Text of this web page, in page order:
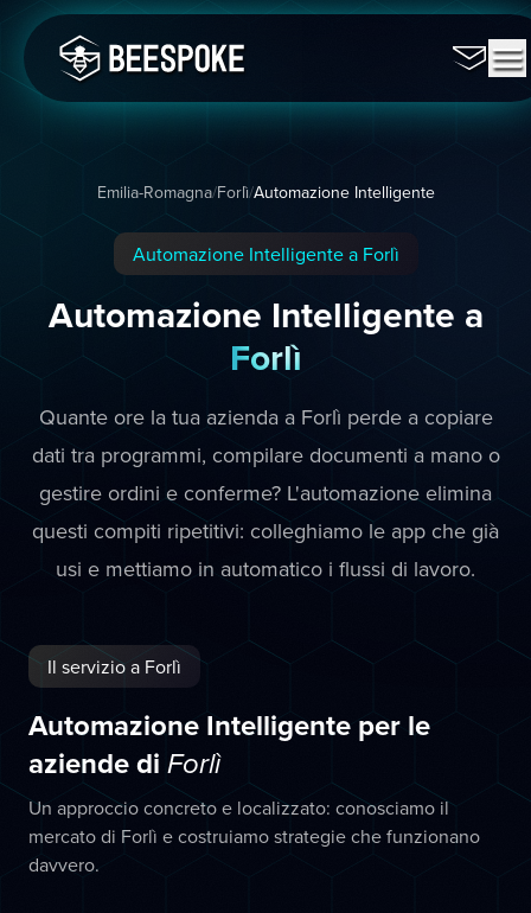
Emilia-Romagna/Forlì/Automazione Intelligente
Automazione Intelligente a Forlì
Automazione Intelligente a
Forlì
Quante ore la tua azienda a Forlì perde a copiare
dati tra programmi, compilare documenti a mano o
gestire ordini e conferme? L'automazione elimina
questi compiti ripetitivi: colleghiamo le app che già
usi e mettiamo in automatico i flussi di lavoro.
Il servizio a Forlì
Automazione Intelligente per le
aziende di Forlì
Un approccio concreto e localizzato: conosciamo il
mercato di Forlì e costruiamo strategie che funzionano
davvero.